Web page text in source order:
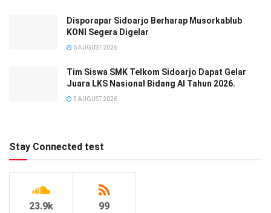
Disporapar Sidoarjo Berharap Musorkablub
KONI Segera Digelar
6 AUGUST 2026
Tim Siswa SMK Telkom Sidoarjo Dapat Gelar
Juara LKS Nasional Bidang AI Tahun 2026.
5 AUGUST 2026
Stay Connected test
23.9k 99